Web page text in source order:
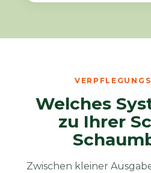
Welches
zu Ihrer
Zwischen kleiner